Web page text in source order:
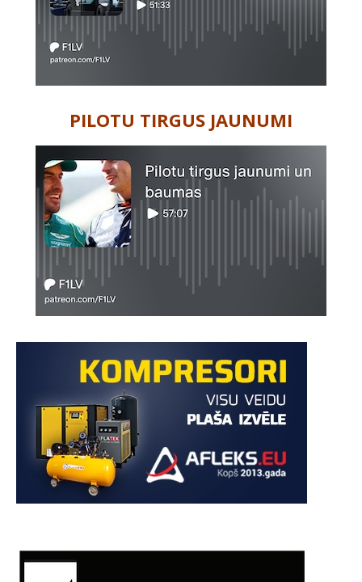
PILOTU TIRGUS JAUNUMI